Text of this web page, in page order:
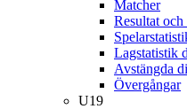
Matcher
Resultat och
Lagstatistik
Avstängda
Övergångar
U19